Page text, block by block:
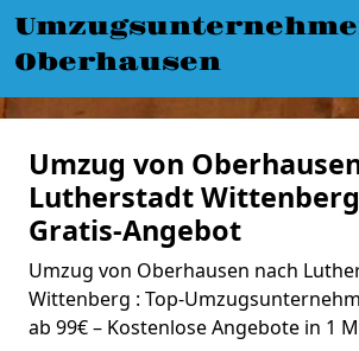
Oberhausen
Umzug von
Lutherstadt
Gratis-Angebot
Umzug von Oberhausen nach
Wittenberg : Top-
ab 99€ – Kostenlose Angebote in 1